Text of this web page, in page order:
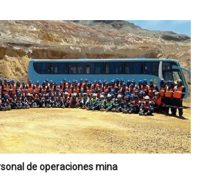
de operaciones mina